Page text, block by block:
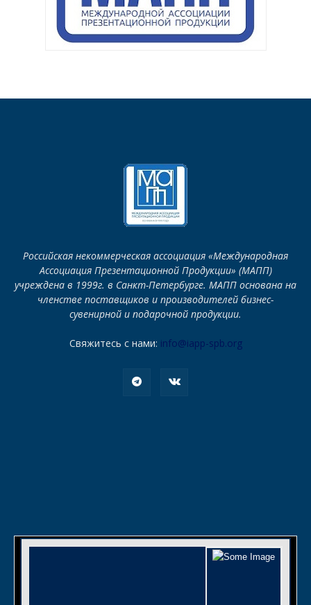
Российская некоммерческая ассоциация «Международная
Ассоциация Презентационной Продукции» (МАПП)
учреждена в 1999г. в Санкт-Петербурге. МАПП основана на
членстве поставщиков и производителей бизнес-
сувенирной и подарочной продукции.
Свяжитесь с нами: info@iapp-spb.org